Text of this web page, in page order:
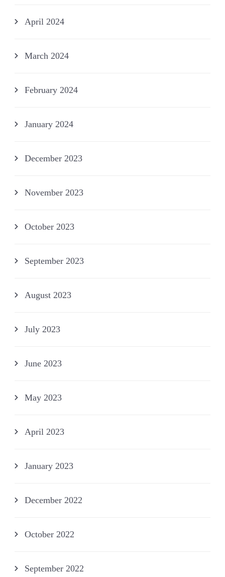
April 2024
March 2024
February 2024
January 2024
December 2023
November 2023
October 2023
September 2023
August 2023
July 2023
June 2023
May 2023
April 2023
January 2023
December 2022
October 2022
September 2022